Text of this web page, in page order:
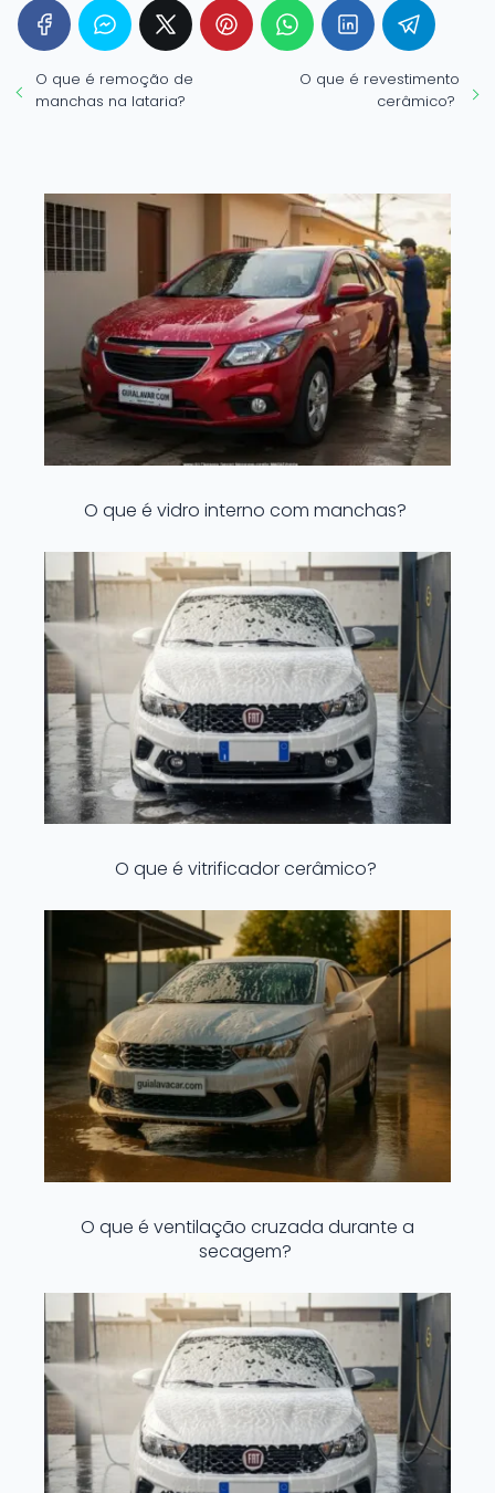
O que é remoção de
manchas na lataria?
O que é revestimento
cerâmico?
O que é vidro interno com manchas?
O que é vitrificador cerâmico?
O que é ventilação cruzada durante a
secagem?